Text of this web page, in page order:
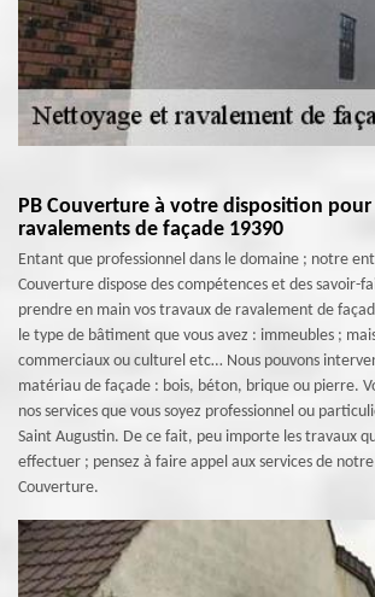
PB Couverture à votre disposition pour
ravalements de façade 19390
Entant que professionnel dans le domaine ; notre
Couverture dispose des compétences et des savoir-
prendre en main vos travaux de ravalement de
le type de bâtiment que vous avez : immeubles ;
commerciaux ou culturel etc… Nous pouvons
matériau de façade : bois, béton, brique ou pierre.
nos services que vous soyez professionnel ou
Saint Augustin. De ce fait, peu importe les travaux
effectuer ; pensez à faire appel aux services de
Couverture.